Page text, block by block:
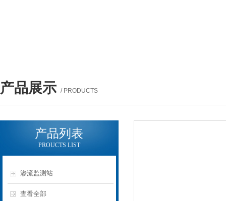
产品展示 / PRODUCTS
产品列表
PROUCTS LIST
渗流监测站
查看全部